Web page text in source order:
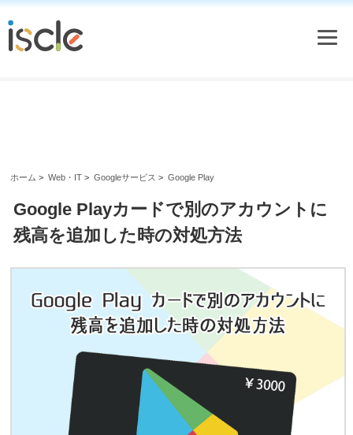
ホーム > Web・IT > Googleサービス > Google Play
Google Playカードで別のアカウントに
残高を追加した時の対処方法